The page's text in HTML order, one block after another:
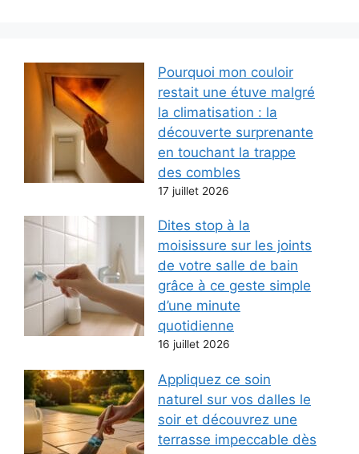
Pourquoi mon couloir
restait une étuve malgré
la climatisation : la
découverte surprenante
en touchant la trappe
des combles
17 juillet 2026
Dites stop à la
moisissure sur les joints
de votre salle de bain
grâce à ce geste simple
d’une minute
quotidienne
16 juillet 2026
Appliquez ce soin
naturel sur vos dalles le
soir et découvrez une
terrasse impeccable dès